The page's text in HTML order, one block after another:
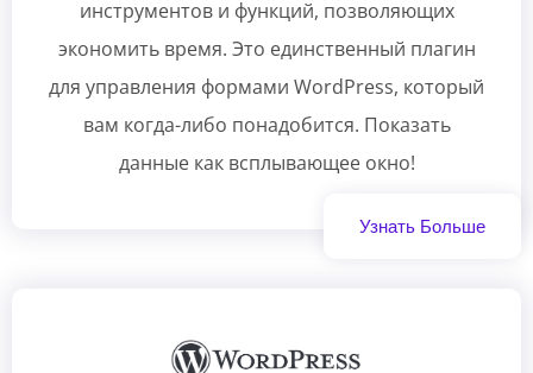
инструментов и функций, позволяющих
экономить время. Это единственный плагин
для управления формами WordPress, который
вам когда-либо понадобится. Показать
данные как всплывающее окно!
Узнать Больше